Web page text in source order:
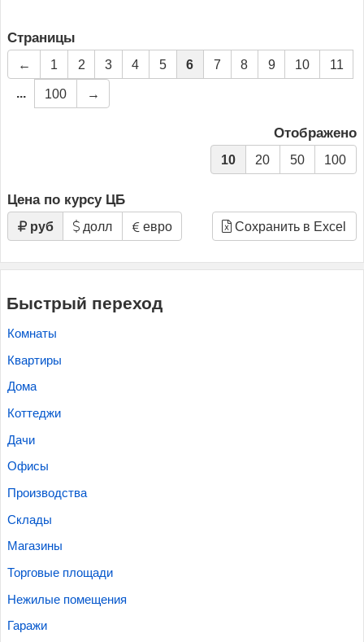
Страницы
← 1 2 3 4 5 6 7 8 9 10 11
... 100 →
Отображено
10 20 50 100
Цена по курсу ЦБ
руб долл евро Сохранить в Excel
Быстрый переход
Комнаты
Квартиры
Дома
Коттеджи
Дачи
Офисы
Производства
Склады
Магазины
Торговые площади
Нежилые помещения
Гаражи